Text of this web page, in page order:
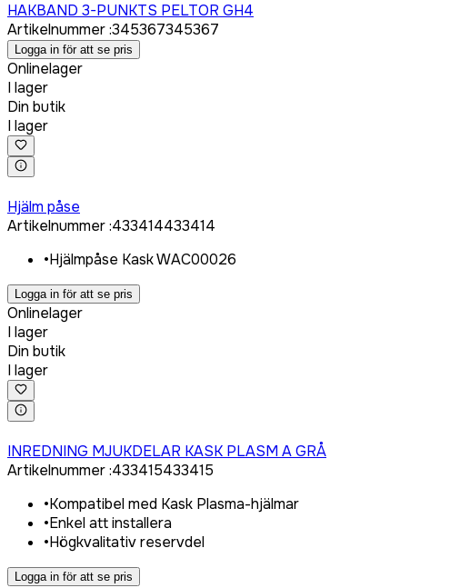
HAKBAND 3-PUNKTS PELTOR GH4
Artikelnummer:345367345367
Logga in för att se pris
Onlinelager
I lager
Din butik
I lager
Hjälm påse
Artikelnummer:433414433414
•Hjälmpåse Kask WAC00026
Logga in för att se pris
Onlinelager
I lager
Din butik
I lager
INREDNING MJUKDELAR KASK PLASM A GRÅ
Artikelnummer:433415433415
•Kompatibel med Kask Plasma-hjälmar
•Enkel att installera
•Högkvalitativ reservdel
Logga in för att se pris